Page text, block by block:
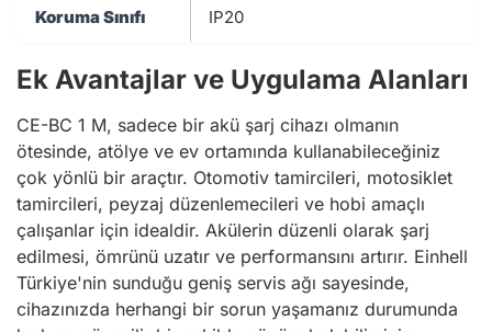
Koruma Sınıfı IP20
Ek Avantajlar ve Uygulama Alanları
CE-BC 1 M, sadece bir akü şarj cihazı olmanın
ötesinde, atölye ve ev ortamında kullanabileceğiniz
çok yönlü bir araçtır. Otomotiv tamircileri, motosiklet
tamircileri, peyzaj düzenlemecileri ve hobi amaçlı
çalışanlar için idealdir. Akülerin düzenli olarak şarj
edilmesi, ömrünü uzatır ve performansını artırır. Einhell
Türkiye'nin sunduğu geniş servis ağı sayesinde,
cihazınızda herhangi bir sorun yaşamanız durumunda